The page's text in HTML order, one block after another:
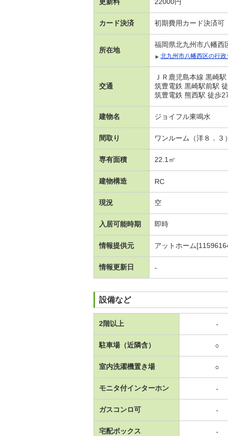
カード決済 初期費用カード決済可
所在地
福岡県北九州市八幡西
北九州市八幡西区の行政
交通
ＪＲ鹿児島本線 黒崎
筑豊電鉄 黒崎駅前駅
筑豊電鉄 熊西駅 徒歩
建物名 ジョイフル東鳴水
間取り ワンルーム（洋８．３）
専有面積 22.1㎡
建物構造 RC
現況 空
入居可能時期 即時
情報提供元 アットホーム
情報更新日 -
設備など
2階以上 -
駐車場（近隣含） ○
室内洗濯機置き場 ○
モニタ付インターホン -
ガスコンロ可 -
宅配ボックス -